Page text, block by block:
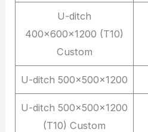
U-ditch
400x600x1200 (T10)
Custom
U-ditch 500x500x1200
U-ditch 500x500x1200
(T10) Custom